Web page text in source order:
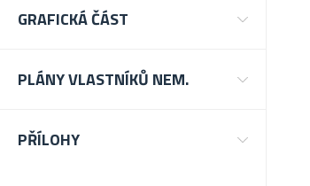
GRAFICKÁ ČÁST
PLÁNY VLASTNÍKŮ NEM.
PŘÍLOHY